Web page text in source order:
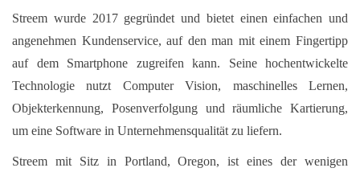
Streem wurde 2017 gegründet und bietet einen einfachen und
angenehmen Kundenservice, auf den man mit einem Fingertipp
auf dem Smartphone zugreifen kann. Seine hochentwickelte
Technologie nutzt Computer Vision, maschinelles Lernen,
Objekterkennung, Posenverfolgung und räumliche Kartierung,
um eine Software in Unternehmensqualität zu liefern.
Streem mit Sitz in Portland, Oregon, ist eines der wenigen